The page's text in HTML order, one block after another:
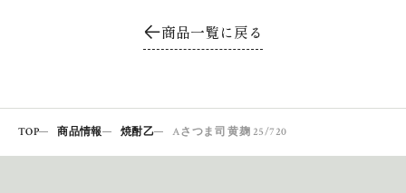
商品一覧に戻る
TOP 商品情報 焼酎乙 Aさつま司 黄麹 25/720